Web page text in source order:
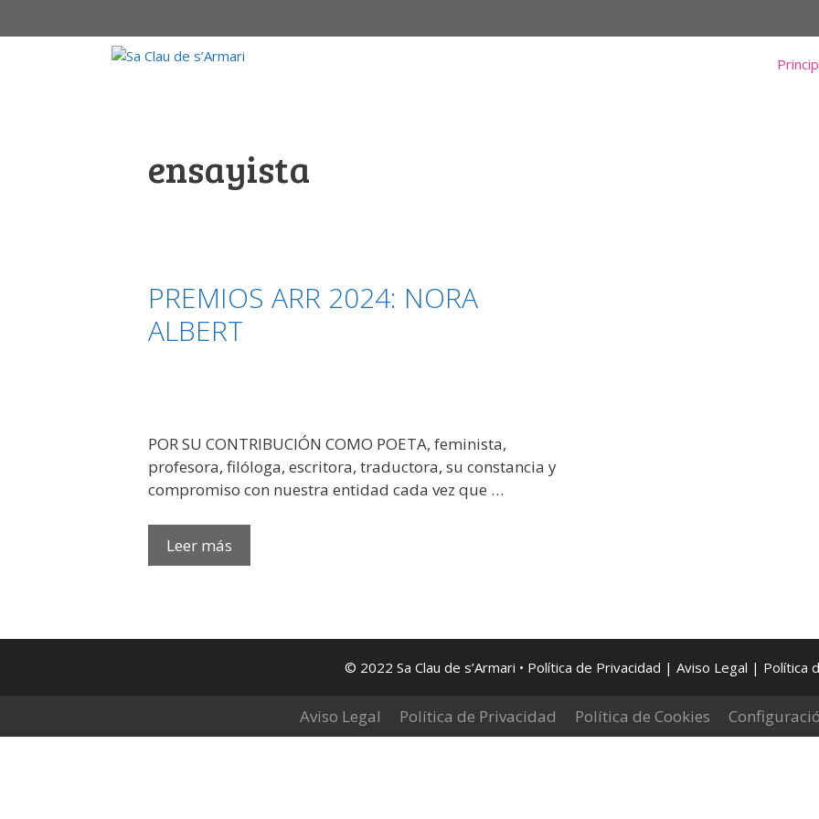
al
ensayista
PREMIOS ARR 2024: NORA
ALBERT
POR SU CONTRIBUCIÓN COMO POETA, feminista,
profesora, filóloga, escritora, traductora, su constancia y
compromiso con nuestra entidad cada vez que …
Leer más
ARR
ALBERT
© 2022 Sa Clau de s’Armari • Política de Privacidad | Aviso Legal | Política
Aviso Legal Política de Privacidad Política de Cookies